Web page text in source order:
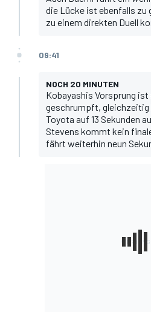
die Lücke ist ebenfalls zu
zu einem direkten Duell
09:41
NOCH 20 MINUTEN
Kobayashis Vorsprung ist
geschrumpft,
Toyota auf 13 Sekunden
Stevens kommt kein
fährt weiterhin neun